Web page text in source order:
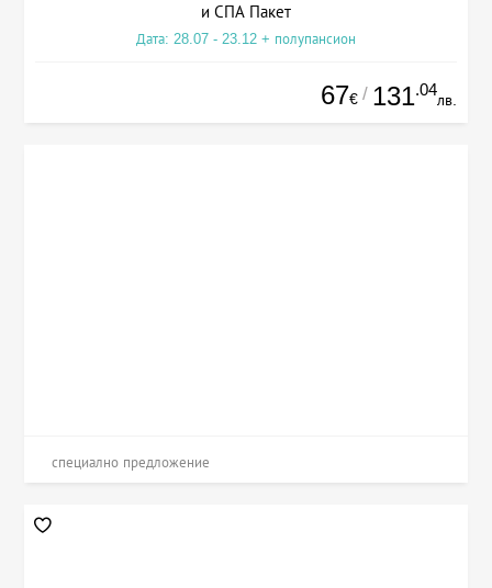
и СПА Пакет
Дата: 28.07 - 23.12 + полупансион
67€ / 131.04
лв.
специално предложение